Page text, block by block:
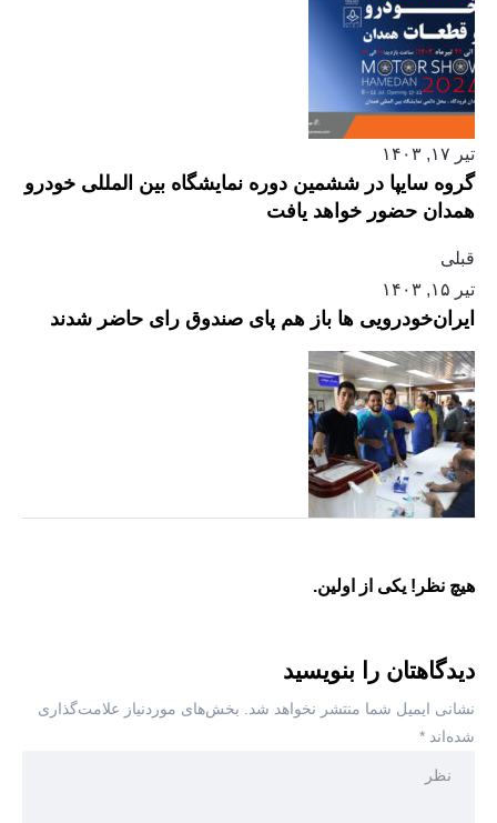
تیر ۱۷, ۱۴۰۳
گروه سایپا در ششمین دوره نمایشگاه بین المللی خودرو
همدان حضور خواهد یافت
قبلی
تیر ۱۵, ۱۴۰۳
ایران‌خودرویی ‌ها باز هم پای صندوق رای حاضر شدند
هیچ نظر! یکی از اولین.
دیدگاهتان را بنویسید
نشانی ایمیل شما منتشر نخواهد شد.
بخش‌های موردنیاز علامت‌گذاری
شده‌اند *